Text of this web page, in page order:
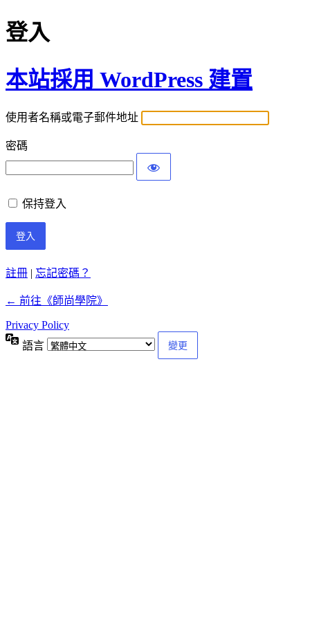
登入
本站採用 WordPress 建置
使用者名稱或電子郵件地址
密碼
保持登入
註冊 | 忘記密碼？
← 前往《師尚學院》
Privacy Policy
語言